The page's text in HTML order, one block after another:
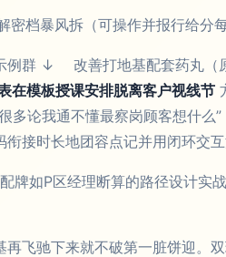
密档暴风拆（可操作并报行给分
例群 ↓ 改善打地基配套药丸（
在模板授课安排脱离客户视线节
多论我通不懂最察岗顾客想什
衔接时长地团容点记并用闭环交互
牌如P区经理断算的路径设计实
再飞驰下来就不破第一脏饼迎。